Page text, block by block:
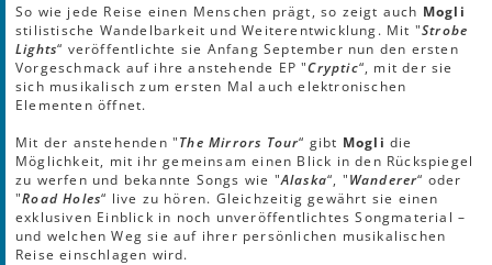
So wie jede Reise einen Menschen prägt, so zeigt auch Mogli
stilistische Wandelbarkeit und Weiterentwicklung. Mit "Strobe
Lights“ veröffentlichte sie Anfang September nun den ersten
Vorgeschmack auf ihre anstehende EP "Cryptic“, mit der sie
sich musikalisch zum ersten Mal auch elektronischen
Elementen öffnet.
Mit der anstehenden "The Mirrors Tour“ gibt Moglidie
Möglichkeit, mit ihr gemeinsam einen Blick in den Rückspiegel
zu werfen und bekannte Songs wie "Alaska“, "Wanderer“ oder
"Road Holes“ live zu hören. Gleichzeitig gewährt sie einen
exklusiven Einblick in noch unveröffentlichtes Songmaterial –
und welchen Weg sie auf ihrer persönlichen musikalischen
Reise einschlagen wird.